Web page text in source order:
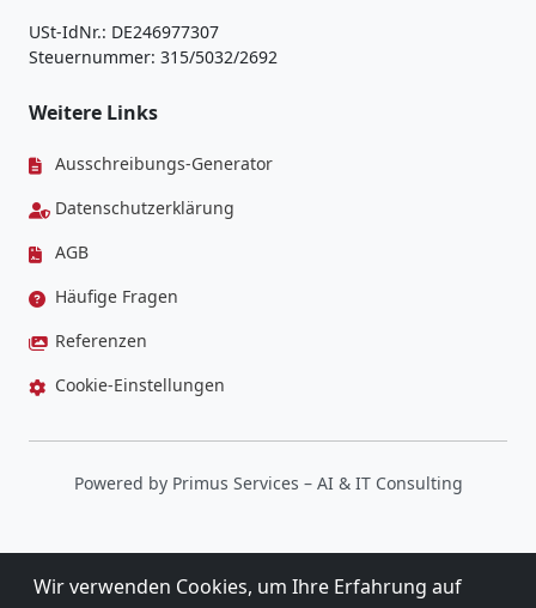
USt-IdNr.: DE246977307
Steuernummer: 315/5032/2692
Weitere Links
Ausschreibungs-Generator
Datenschutzerklärung
AGB
Häufige Fragen
Referenzen
Cookie-Einstellungen
Powered by Primus Services – AI & IT Consulting
Wir verwenden Cookies, um Ihre Erfahrung auf